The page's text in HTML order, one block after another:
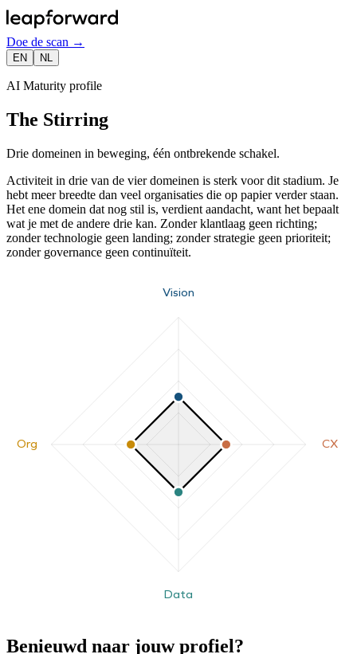
Doe de scan →
EN NL
AI Maturity profile
The Stirring
Drie domeinen in beweging, één ontbrekende schakel.
Activiteit in drie van de vier domeinen is sterk voor dit stadium. Je
hebt meer breedte dan veel organisaties die op papier verder staan.
Het ene domein dat nog stil is, verdient aandacht, want het bepaalt
wat je met de andere drie kan. Zonder klantlaag geen richting;
zonder technologie geen landing; zonder strategie geen prioriteit;
zonder governance geen continuïteit.
Vision
CX
Data
Org
Benieuwd naar jouw profiel?